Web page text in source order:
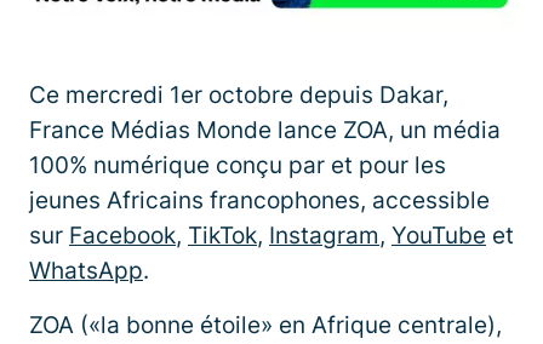
Ce mercredi 1er octobre depuis Dakar,
France Médias Monde lance ZOA, un média
100% numérique conçu par et pour les
jeunes Africains francophones, accessible
sur Facebook, TikTok, Instagram, YouTube et
WhatsApp.
ZOA («la bonne étoile» en Afrique centrale),